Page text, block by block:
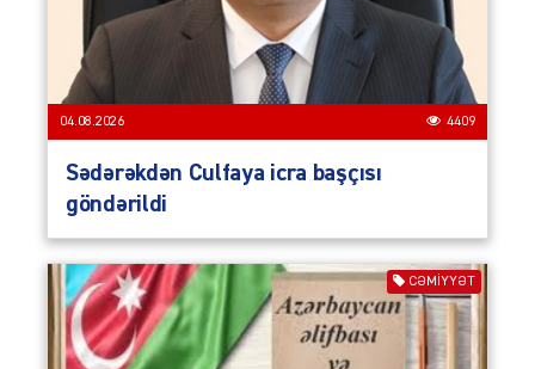
04.08.2026 4409
Sədərəkdən Culfaya icra başçısı
göndərildi
CƏMIYYƏT